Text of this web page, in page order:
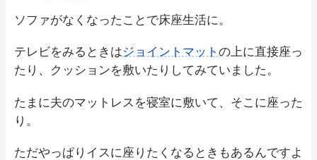
ソファがなくなったことで床座生活に。
テレビをみるときはジョイントマット の上に直接座っ
たり、クッションを敷いたりしてみていました。
たまに夫のマットレスを寝室に敷いて、そこに座った
り。
ただやっぱりイスに座りたくなるときもあるんですよ